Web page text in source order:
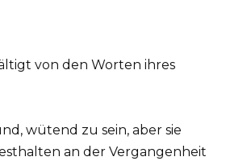
von den Worten ihres
wütend zu sein, aber sie
an der Vergangenheit